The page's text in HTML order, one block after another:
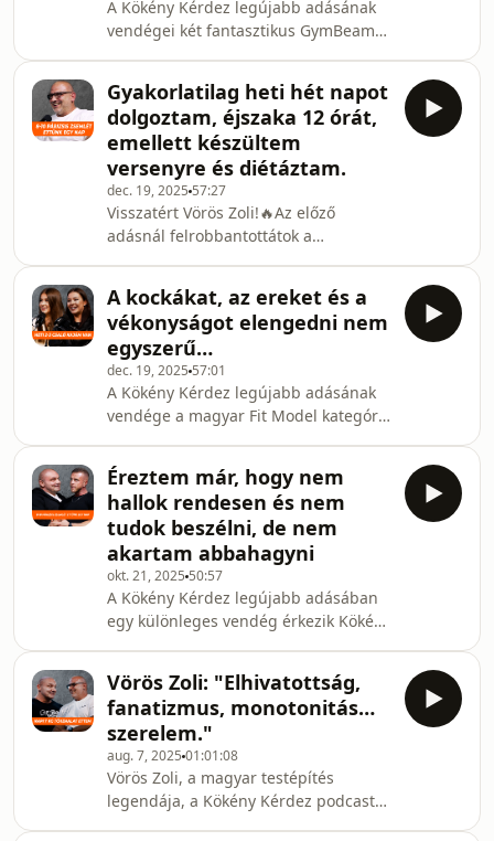
tényező: nemzetközileg elismert IFBB
Pro bíró és szakedző. Ebben az
adásban betekintést engedünk a
"Kökény-Váradi" háztartás kulisszái
mögé. Kiderül, hog
A Kökény Kérdez legújabb adásának
vendégei két fantasztikus GymBeam
különleges betekintést enged a női
testépítés csúcsára két nagyon eltérő
szemszögből. Lujza "Lifetime Natural"
versenyzőként szerzett profi kártyát,
és egy elképesztő, győzelmekkel teli
2025-ös őszi szezonon van túl. Lucát
pedig a profi rutinról és a kategória fo
Gyakorlatilag heti hét napot
dolgoztam, éjszaka 12 órát,
emellett készültem
versenyre és diétáztam.
dec. 19, 2025 57:27
Visszatért Vörös Zoli!🔥Az előző
adásnál felrobbantottátok a
stúdiójába! Most nem a karrierút a fő
téma, hanem azok a mélyebb,
személyesebb kérdések, amiket TI
tettetek fel. Szóba kerül a hírhedt
"viselkedés koordinátori" múltja az
éjszakában, és hogy hogyan lehetett
ezt összeegyeztetni a profi
felkészüléssel. Kivesézzük a 2007-
A kockákat, az ereket és a
vékonyságot elengedni nem
egyszerű…
dec. 19, 2025 57:01
A Kökény Kérdez legújabb adásának
vendége a magyar Fit Model kategória
és Ferenczi Liza IFBB Pro versenyzők.
🏆 Kökény Béla a profi lét minden
részletéről faggatja a lányokat: szó
esik a pro kártyáig vezető rögös útról,
a nemzetközi versenyek csillogásáról
és kőkemény kihívásairól, valamint a
jövőbeli célokról, köztük az Olympia
kvalifikációról. A beszélgetésből
Éreztem már, hogy nem
hallok rendesen és nem
tudok beszélni, de nem
akartam abbahagyni
okt. 21, 2025 50:57
A Kökény Kérdez legújabb adásában
egy különleges vendég érkezik Kökény
van élete eddigi legfontosabb
versenyétől, ahol a cél a profi kártya
megszerzése 🏆. Béla a felkészülés
legkeményebb, utolsó szakaszáról
faggatja, a diéta mentális
nehézségeiről, és a hatalmas nyomás
kezeléséről. Szóba kerül a magánélet
Vörös Zoli: "Elhivatottság,
fanatizmus, monotonitás…
szerelem."
aug. 7, 2025 01:01:08
Vörös Zoli, a magyar testépítés
legendája, a Kökény Kérdez podcast